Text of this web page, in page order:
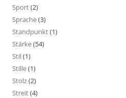
Sport(2)
Sprache(3)
Standpunkt(1)
Stärke(54)
Stil(1)
Stille(1)
Stolz(2)
Streit(4)